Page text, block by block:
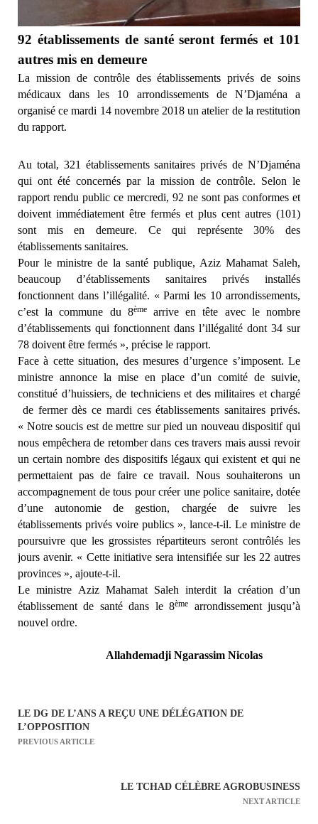
92 établissements de santé seront fermés et 101
autres mis en demeure
La mission de contrôle des établissements privés de soins
médicaux dans les 10 arrondissements de N’Djaména a
organisé ce mardi 14 novembre 2018 un atelier de la restitution
du rapport.
Au total, 321 établissements sanitaires privés de N’Djaména
qui ont été concernés par la mission de contrôle. Selon le
rapport rendu public ce mercredi, 92 ne sont pas conformes et
doivent immédiatement être fermés et plus cent autres (101)
sont mis en demeure. Ce qui représente 30% des
établissements sanitaires.
Pour le ministre de la santé publique, Aziz Mahamat Saleh,
beaucoup d’établissements sanitaires privés installés
fonctionnent dans l’illégalité. « Parmi les 10 arrondissements,
c’est la commune du 8èmearrive en tête avec le nombre
d’établissements qui fonctionnent dans l’illégalité dont 34 sur
78 doivent être fermés », précise le rapport.
Face à cette situation, des mesures d’urgence s’imposent. Le
ministre annonce la mise en place d’un comité de suivie,
constitué d’huissiers, de techniciens et des militaires et chargé
de fermer dès ce mardi ces établissements sanitaires privés.
« Notre soucis est de mettre sur pied un nouveau dispositif qui
nous empêchera de retomber dans ces travers mais aussi revoir
un certain nombre des dispositifs légaux qui existent et qui ne
permettaient pas de faire ce travail. Nous souhaiterons un
accompagnement de tous pour créer une police sanitaire, dotée
d’une autonomie de gestion, chargée de suivre les
établissements privés voire publics », lance-t-il. Le ministre de
poursuivre que les grossistes répartiteurs seront contrôlés les
jours avenir. « Cette initiative sera intensifiée sur les 22 autres
provinces », ajoute-t-il.
Le ministre Aziz Mahamat Saleh interdit la création d’un
établissement de santé dans le 8ème
arrondissement jusqu’à
nouvel ordre.
Allahdemadji Ngarassim Nicolas
N
a
LE DG DE L’ANS A REÇU UNE DÉLÉGATION DE
L’OPPOSITION
PREVIOUS ARTICLE
LE TCHAD CÉLÈBRE AGROBUSINESS
NEXT ARTICLE